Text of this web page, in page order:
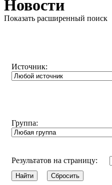
Новости
Показать расширенный поиск
Источник:
Группа:
Результатов на страницу: